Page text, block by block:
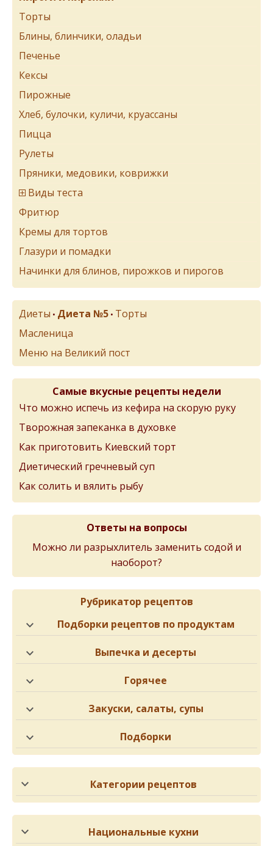
Торты
Блины, блинчики, оладьи
Печенье
Кексы
Пирожные
Хлеб, булочки, куличи, круассаны
Пицца
Рулеты
Пряники, медовики, коврижки
Виды теста
Фритюр
Кремы для тортов
Глазури и помадки
Начинки для блинов, пирожков и пирогов
Диеты • Диета №5 • Торты
Масленица
Меню на Великий пост
Самые вкусные рецепты недели
Что можно испечь из кефира на скорую руку
Творожная запеканка в духовке
Как приготовить Киевский торт
Диетический гречневый суп
Как солить и вялить рыбу
Ответы на вопросы
Можно ли разрыхлитель заменить содой и
наоборот?
Рубрикатор рецептов
Подборки рецептов по продуктам
Выпечка и десерты
Горячее
Закуски, салаты, супы
Подборки
Категории рецептов
Национальные кухни